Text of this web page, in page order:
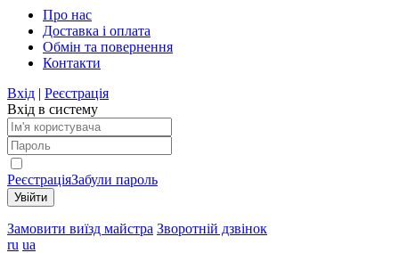
Про нас
Доставка і оплата
Обмін та повернення
Контакти
Вхід | Реєстрація
Вхід в систему
РеєстраціяЗабули пароль
Замовити виїзд майстра Зворотній дзвінок
ru ua